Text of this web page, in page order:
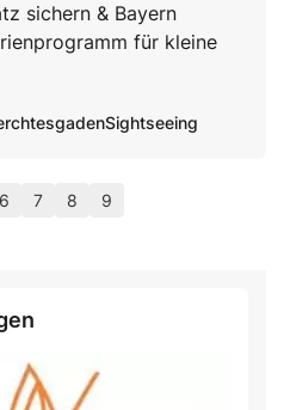
sichern & Bayern
für kleine
Sightseeing
6 7 8 9